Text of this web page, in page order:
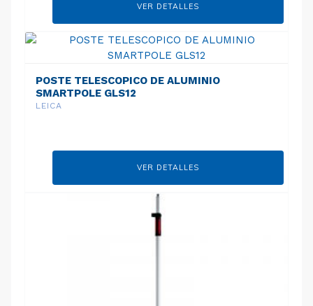
VER DETALLES
POSTE TELESCOPICO DE ALUMINIO
SMARTPOLE GLS12
LEICA
VER DETALLES